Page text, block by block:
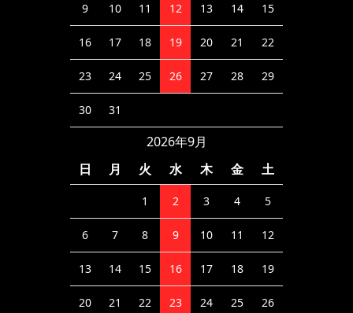
9 10 11 12 13 14 15
16 17 18 19 20 21 22
23 24 25 26 27 28 29
30 31
2026年9月
日
月 火 水 木 金 土
1 2 3 4 5
6 7 8 9 10 11 12
13 14 15 16 17 18 19
20 21 22 23 24 25 26